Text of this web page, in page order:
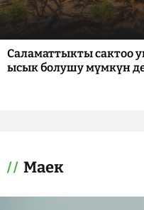
Саламаттыкты сактоо
ысык болушу мүмкүн
Маек